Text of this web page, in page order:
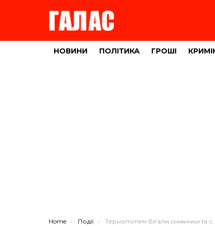
НОВИНИ ПОЛІТИКА ГРОШІ
You are here:
Home Події Тернополем бігали сніжинки та сніговики (відео)